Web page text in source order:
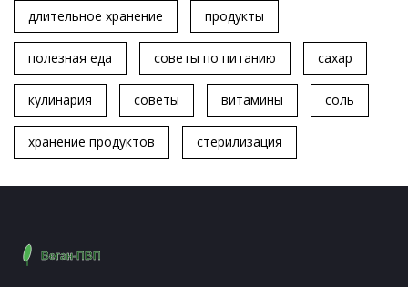
длительное хранение продукты
полезная еда советы по питанию сахар
кулинария советы витамины соль
хранение продуктов стерилизация